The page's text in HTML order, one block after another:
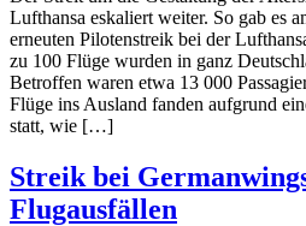
Lufthansa eskaliert weiter. So gab es
erneuten Pilotenstreik bei der
zu 100 Flüge wurden in ganz
Betroffen waren etwa 13 000
Flüge ins Ausland fanden aufgrund
statt, wie […]
Streik bei
Flugausfällen